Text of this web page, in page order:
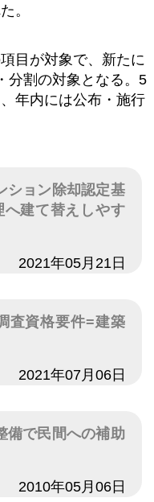
。
目が対象で、新たに
分割の対象となる。5
年内には公布・施行
ション除却認定基
建て替えしやす
2021年05月21日
査資格要件=建築
2021年07月06日
備で民間への補助
2010年05月06日